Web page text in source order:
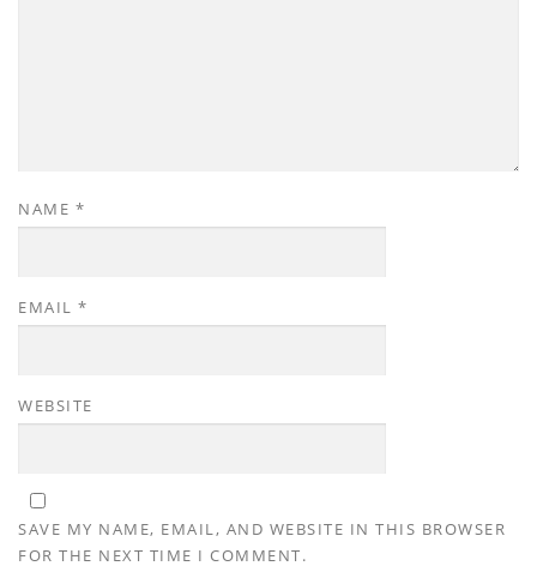
NAME *
EMAIL *
WEBSITE
SAVE MY NAME, EMAIL, AND WEBSITE IN THIS BROWSER
FOR THE NEXT TIME I COMMENT.